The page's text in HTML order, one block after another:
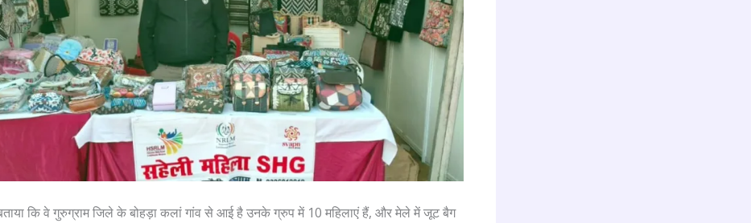
कि वे गुरुग्राम जिले के बोहड़ा कलां गांव से आई है उनके ग्रुप में 10 महिलाएं हैं, और मेले में जूट बैग